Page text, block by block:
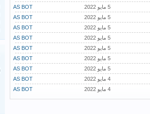
‏5 مايو 2022
AS BOT
‏5 مايو 2022
AS BOT
‏5 مايو 2022
AS BOT
‏5 مايو 2022
AS BOT
‏5 مايو 2022
AS BOT
‏5 مايو 2022
AS BOT
‏5 مايو 2022
AS BOT
‏4 مايو 2022
AS BOT
‏4 مايو 2022 AS BOT